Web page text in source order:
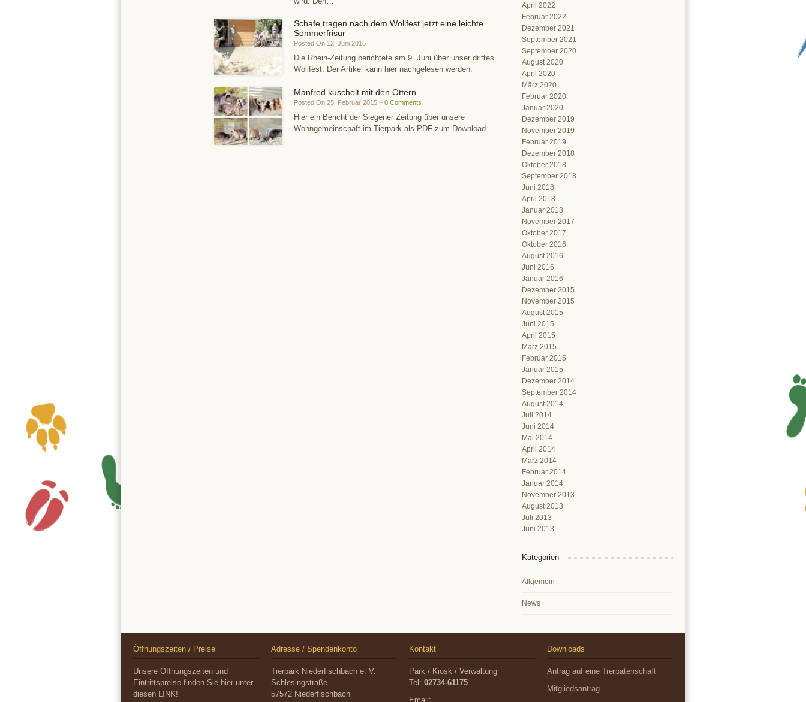
Schafe tragen nach dem Wollfest jetzt eine leichte
Sommerfrisur
Posted On 12. Juni 2015
Die Rhein-Zeitung berichtete am 9. Juni über unser drittes
Wollfest. Der Artikel kann hier nachgelesen werden.
Manfred kuschelt mit den Ottern
Posted On 25. Februar 2015 ~0 Comments
Hier ein Bericht der Siegener Zeitung über unsere
Wohngemeinschaft im Tierpark als PDF zum Download.
April 2022
Februar 2022
Dezember 2021
September 2021
September 2020
August 2020
April 2020
März 2020
Februar 2020
Januar 2020
Dezember 2019
November 2019
Februar 2019
Dezember 2018
Oktober 2018
September 2018
Juni 2018
April 2018
Januar 2018
November 2017
Oktober 2017
Oktober 2016
August 2016
Juni 2016
Januar 2016
Dezember 2015
November 2015
August 2015
Juni 2015
April 2015
März 2015
Februar 2015
Januar 2015
Dezember 2014
September 2014
August 2014
Juli 2014
Juni 2014
Mai 2014
April 2014
März 2014
Februar 2014
Januar 2014
November 2013
August 2013
Juli 2013
Juni 2013
Kategorien
Allgemein
News
Öffnungszeiten / Preise
Unsere Öffnungszeiten und
Eintrittspreise finden Sie hier unter
diesen LINK!
Adresse / Spendenkonto
Tierpark Niederfischbach e. V.
Schlesingstraße
57572 Niederfischbach
Kontakt
Park / Kiosk / Verwaltung
Tel: 02734-61175
Email:
Downloads
Antrag auf eine Tierpatenschaft
Mitgliedsantrag